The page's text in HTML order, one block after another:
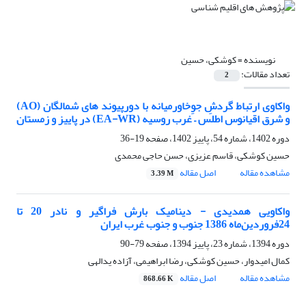
نویسنده =کوشکی، حسین
تعداد مقالات: 2
واکاوی ارتباط گردشِ جوِخاورمیانه با دورپیوند های شمالگان (AO)
و شرق اقیانوس اطلس – غرب روسیه (EA-WR) در پاییز و زمستان
دوره 1402، شماره 54، پاییز 1402، صفحه
19-36
حسین کوشکی، قاسم عزیزی، حسن حاجی محمدی
مشاهده مقاله
اصل مقاله 3.39 M
واکاویی همدیدی - دینامیک بارش⁭ فراگیر و نادر 20 تا
24فروردین‌ماه 1386 جنوب و جنوب غرب ایران
دوره 1394، شماره 23، پاییز 1394، صفحه
79-90
کمال امیدوار، حسین کوشکی، رضا ابراهیمی، آزاده ید‌الهی
مشاهده مقاله
اصل مقاله 868.66 K